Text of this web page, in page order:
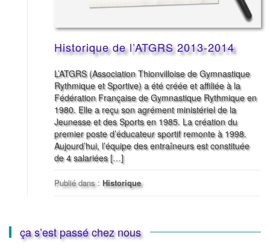
Historique de l’ATGRS 2013-2014
L’ATGRS (Association Thionvilloise de Gymnastique
Rythmique et Sportive) a été créée et affiliée à la
Fédération Française de Gymnastique Rythmique en
1980. Elle a reçu son agrément ministériel de la
Jeunesse et des Sports en 1985. La création du
premier poste d’éducateur sportif remonte à 1998.
Aujourd’hui, l’équipe des entraîneurs est constituée
de 4 salariées […]
Publié dans : Historique
ça s’est passé chez nous